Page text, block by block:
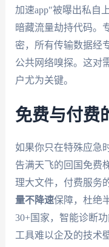
加速app"被曝出私自
暗藏流量劫持代码。
密，所有传输数据经
公共网络嗅探。这对
户尤为关键。
免费与付费
如果你只在特殊应急
告满天飞的回国免费
理大文件，付费服务
量不降速保障，杜绝
30+国家，智能诊断
工具难以企及的技术